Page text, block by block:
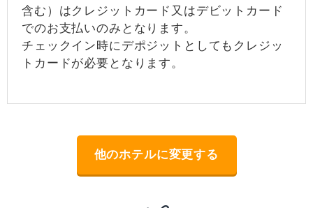
含む）はクレジットカード又はデビットカード
でのお支払いのみとなります。
チェックイン時にデポジットとしてもクレジッ
トカードが必要となります。
他のホテルに変更する